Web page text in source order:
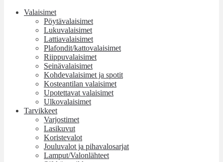
Valaisimet
Pöytävalaisimet
Lukuvalaisimet
Lattiavalaisimet
Plafondit/kattovalaisimet
Riippuvalaisimet
Seinävalaisimet
Kohdevalaisimet ja spotit
Kosteantilan valaisimet
Upotettavat valaisimet
Ulkovalaisimet
Tarvikkeet
Varjostimet
Lasikuvut
Koristevalot
Jouluvalot ja pihavalosarjat
Lamput/Valonlähteet